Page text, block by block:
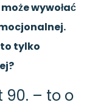
wywołać
to tylko
90. – to o